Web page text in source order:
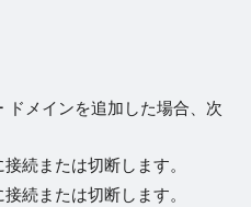
メインを追加した場合、次
続または切断します。
続または切断します。